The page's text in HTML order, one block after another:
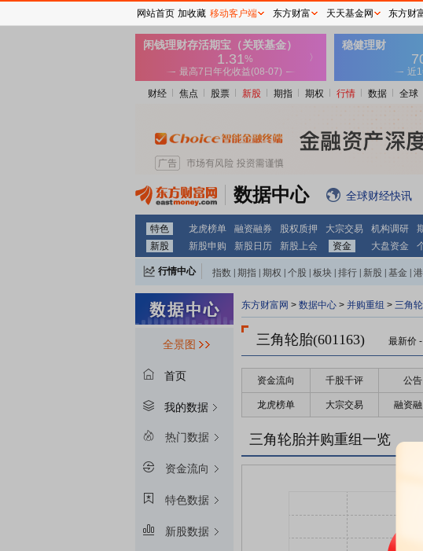
财经 焦点 股票 新股 期指 期权 行情 数据 全球
数据中心 全球财经快讯
特色 龙虎榜单 融资融券 股权质押 大宗交易 机构调研
新股
新股申购 新股日历 新股上会 资金 大盘资金
行情中心 指数 期指 期权 个股 板块 排行 新股 基金
全景图
首页
我的数据
热门数据
资金流向
特色数据
新股数据
东方财富网 > 数据中心 > 并购重组 > 三角
三角轮胎(601163) 最新价 -
资金流向 千股千评 公告
龙虎榜单 大宗交易 融资
三角轮胎并购重组一览
网站首页 加收藏 移动客户端 东方财富 天天基金网 东方财